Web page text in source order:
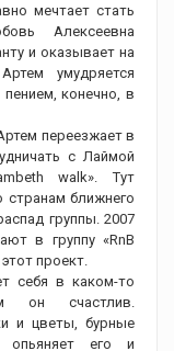
мечтает стать
Алексеевна
и оказывает на
умудряется
конечно, в
переезжает в
с Лаймой
walk». Тут
странам ближнего
группы. 2007
в группу «RnB
проект.
себя в каком-то
он счастлив.
и цветы, бурные
опьяняет его и